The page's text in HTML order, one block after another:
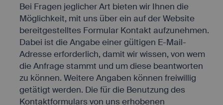
Bei Fragen jeglicher Art bieten wir Ihnen die
Möglichkeit, mit uns über ein auf der Website
bereitgestelltes Formular Kontakt aufzunehmen.
Dabei ist die Angabe einer gültigen E-Mail-
Adresse erforderlich, damit wir wissen, von wem
die Anfrage stammt und um diese beantworten
zu können. Weitere Angaben können freiwillig
getätigt werden. Die für die Benutzung des
Kontaktformulars von uns erhobenen